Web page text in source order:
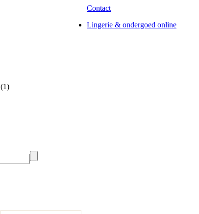
Contact
Lingerie & ondergoed online
(1)